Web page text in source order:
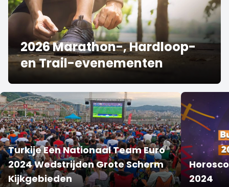
2026 Marathon-, Hardloop-
en Trail-evenementen
Turkije Een Nationaal Team Euro
2024 Wedstrijden Grote Scherm
Kijkgebieden
2024